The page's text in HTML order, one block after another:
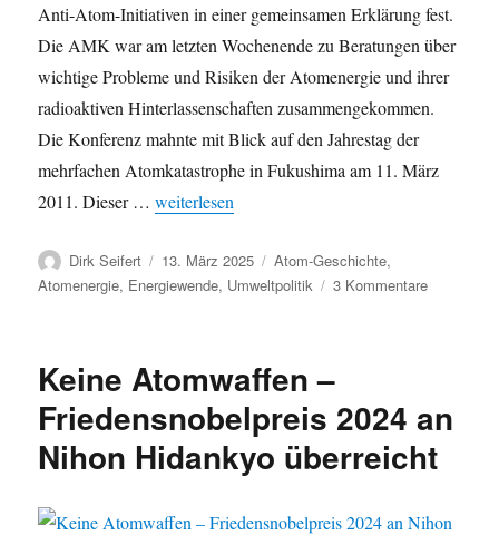
Anti-Atom-Initiativen in einer gemeinsamen Erklärung fest.
Die AMK war am letzten Wochenende zu Beratungen über
wichtige Probleme und Risiken der Atomenergie und ihrer
radioaktiven Hinterlassenschaften zusammengekommen.
Die Konferenz mahnte mit Blick auf den Jahrestag der
mehrfachen Atomkatastrophe in Fukushima am 11. März
2011. Dieser …„Fukushima radioaktiv: Atommüllkonferenz
weiterlesen
Autor
Dirk Seifert
Veröffentlicht
am
13. März 2025 Kategorien
Atom-Geschichte,
Atomenergie, Energiewende, Umweltpolitik 3 Kommentarezu
und
Ausstieg
Keine Atomwaffen –
Friedensnobelpreis 2024 an
Nihon Hidankyo überreicht